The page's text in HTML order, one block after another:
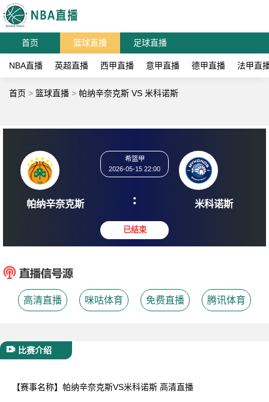
首页 篮球直播 足球直播
NBA直播 英超直播 西甲直播 意甲直播 德甲直播 法甲直
首页 > 篮球直播 > 帕纳辛奈克斯 VS 米科诺斯
帕纳辛奈克斯
2026-05-15 22:00
: 米科
高清直播 咪咕体育 免费直播 腾讯体育
比赛介绍
【赛事名称】 帕纳辛奈克斯VS米科诺斯 高清直播